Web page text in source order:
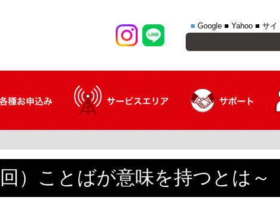
■ Google ■ Yahoo ■ サイ
）ことばが意味を持つとは～